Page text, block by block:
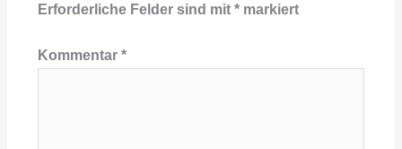
Erforderliche Felder sind mit *markiert
Kommentar *